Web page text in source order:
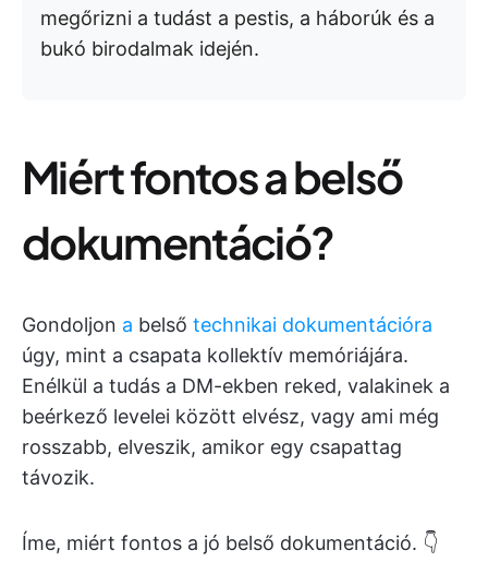
megőrizni a tudást a pestis, a háborúk és a
bukó birodalmak idején.
Miért fontos a belső
dokumentáció?
Gondoljon a belső technikai dokumentációra
úgy, mint a csapata kollektív memóriájára.
Enélkül a tudás a DM-ekben reked, valakinek a
beérkező levelei között elvész, vagy ami még
rosszabb, elveszik, amikor egy csapattag
távozik.
Íme, miért fontos a jó belső dokumentáció. 👇